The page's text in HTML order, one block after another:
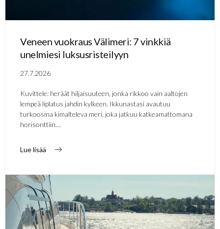
Veneen vuokraus Välimeri: 7 vinkkiä
unelmiesi luksusristeilyyn
27.7.2026
Kuvittele: heräät hiljaisuuteen, jonka rikkoo vain aaltojen
lempeä liplatus jahdin kylkeen. Ikkunastasi avautuu
turkoosina kimalteleva meri, joka jatkuu katkeamattomana
horisonttiin....
Lue lisää